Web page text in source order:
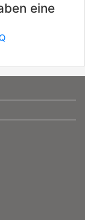
eine